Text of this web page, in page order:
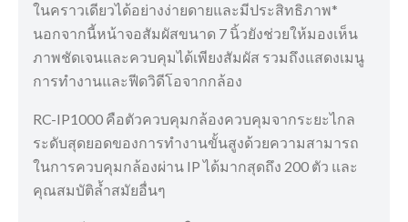
ในคราวเดียวได้อย่างง่ายดายและมีประสิทธิภาพ*
นอกจากนี้หน้าจอสัมผัสขนาด 7 นิ้วยังช่วยให้มองเห็น
ภาพชัดเจนและควบคุมได้เพียงสัมผัส รวมถึงแสดงเมนู
การทำงานและฟีดวิดีโอจากกล้อง
RC-IP1000 คือตัวควบคุมกล้องควบคุมจากระยะไกล
ระดับสุดยอดของการทำงานขั้นสูงด้วยความสามารถ
ในการควบคุมกล้องผ่าน IP ได้มากสุดถึง 200 ตัว และ
คุณสมบัติล้ำสมัยอื่นๆ